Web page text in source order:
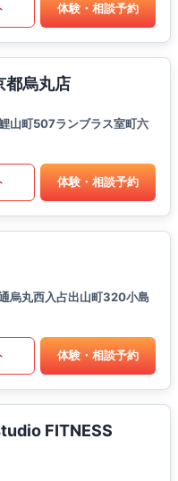
体験・相談予約
烏丸店
山町507ランブラス室町六
体験・相談予約
烏丸西入占出山町320小島
体験・相談予約
FITNESS